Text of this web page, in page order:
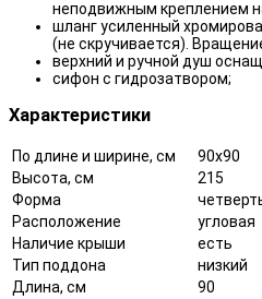
неподвижным креплением
шланг усиленный
(не скручивается).
верхний и ручной душ
сифон с гидрозатвором;
Характеристики
По длине и ширине, см
90x90
Высота, см
215
Форма
Расположение
угловая
Наличие крыши
есть
Тип поддона
низкий
Длина, см
90